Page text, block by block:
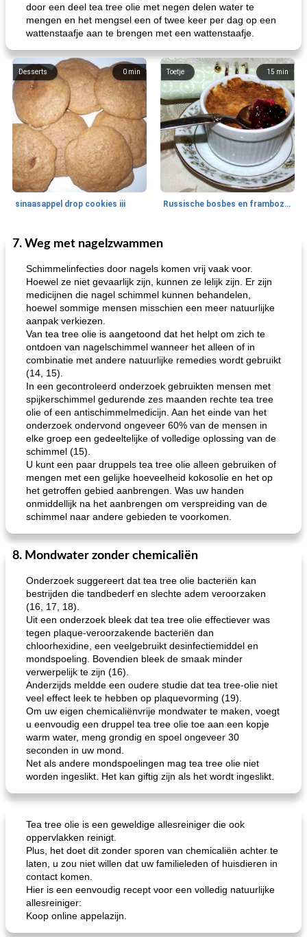
door een deel tea tree olie met negen delen water te
mengen en het mengsel een of twee keer per dag op een
wattenstaafje aan te brengen met een wattenstaafje.
0 min
Desserts
sinaasappel drop cookies iii
15 min
Toetje
Russische bosbes en frambozenpudding
5min
Ontbijt
loco mokka havermout
7. Weg met nagelzwammen
Schimmelinfecties door nagels komen vrij vaak voor.
Hoewel ze niet gevaarlijk zijn, kunnen ze lelijk zijn. Er zijn
medicijnen die nagel schimmel kunnen behandelen,
hoewel sommige mensen misschien een meer natuurlijke
aanpak verkiezen.
Van tea tree olie is aangetoond dat het helpt om zich te
ontdoen van nagelschimmel wanneer het alleen of in
combinatie met andere natuurlijke remedies wordt gebruikt
(14, 15).
In een gecontroleerd onderzoek gebruikten mensen met
spijkerschimmel gedurende zes maanden rechte tea tree
olie of een antischimmelmedicijn. Aan het einde van het
onderzoek ondervond ongeveer 60% van de mensen in
elke groep een gedeeltelijke of volledige oplossing van de
schimmel (15).
U kunt een paar druppels tea tree olie alleen gebruiken of
mengen met een gelijke hoeveelheid kokosolie en het op
het getroffen gebied aanbrengen. Was uw handen
onmiddellijk na het aanbrengen om verspreiding van de
schimmel naar andere gebieden te voorkomen.
8. Mondwater zonder chemicaliën
Onderzoek suggereert dat tea tree olie bacteriën kan
bestrijden die tandbederf en slechte adem veroorzaken
(16, 17, 18).
Uit een onderzoek bleek dat tea tree olie effectiever was
tegen plaque-veroorzakende bacteriën dan
chloorhexidine, een veelgebruikt desinfectiemiddel en
mondspoeling. Bovendien bleek de smaak minder
verwerpelijk te zijn (16).
Anderzijds meldde een oudere studie dat tea tree-olie niet
veel effect leek te hebben op plaquevorming (19).
Om uw eigen chemicaliënvrije mondwater te maken, voegt
u eenvoudig een druppel tea tree olie toe aan een kopje
warm water, meng grondig en spoel ongeveer 30
seconden in uw mond.
Net als andere mondspoelingen mag tea tree olie niet
worden ingeslikt. Het kan giftig zijn als het wordt ingeslikt.
Tea tree olie is een geweldige allesreiniger die ook
oppervlakken reinigt.
Plus, het doet dit zonder sporen van chemicaliën achter te
laten, u zou niet willen dat uw familieleden of huisdieren in
contact komen.
Hier is een eenvoudig recept voor een volledig natuurlijke
allesreiniger:
Koop online appelazijn.